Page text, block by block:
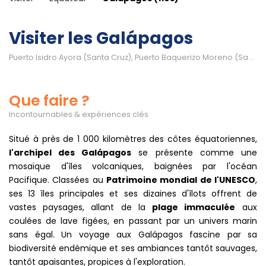
Visiter les Galápagos
Puerto Isidro Ayora (Santa Cruz), Puerto Baquerizo Moreno (San Cristóbal)...
Que faire ?
Incontournables & expériences clés
Situé à près de 1 000 kilomètres des côtes équatoriennes,
l'archipel des Galápagos se présente comme une
mosaïque d'îles volcaniques, baignées par l'océan
Pacifique. Classées au Patrimoine mondial de l'UNESCO,
ses 13 îles principales et ses dizaines d'îlots offrent de
vastes paysages, allant de la plage immaculée aux
coulées de lave figées, en passant par un univers marin
sans égal. Un voyage aux Galápagos fascine par sa
biodiversité endémique et ses ambiances tantôt sauvages,
tantôt apaisantes, propices à l'exploration.